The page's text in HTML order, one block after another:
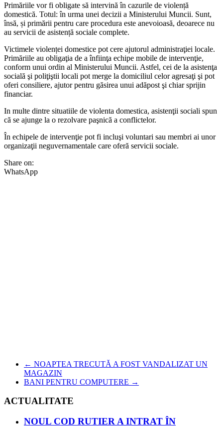
Primăriile vor fi obligate să intervină în cazurile de violență
domestică. Totul: în urma unei decizii a Ministerului Muncii. Sunt,
însă, și primării pentru care procedura este anevoioasă, deoarece nu
au servicii de asistență sociale complete.
Victimele violenței domestice pot cere ajutorul administraţiei locale.
Primăriile au obligaţia de a înfiinţa echipe mobile de intervenţie,
conform unui ordin al Ministerului Muncii. Astfel, cei de la asistenţa
socială şi poliţiştii locali pot merge la domiciliul celor agresaţi şi pot
oferi consiliere, ajutor pentru găsirea unui adăpost şi chiar sprijin
financiar.
In multe dintre situatiile de violenta domestica, asistenţii sociali spun
că se ajunge la o rezolvare paşnică a conflictelor.
În echipele de intervenţie pot fi incluşi voluntari sau membri ai unor
organizaţii neguvernamentale care oferă servicii sociale.
Share on:
WhatsApp
← NOAPTEA TRECUTĂ A FOST VANDALIZAT UN
MAGAZIN
BANI PENTRU COMPUTERE →
ACTUALITATE
NOUL COD RUTIER A INTRAT ÎN